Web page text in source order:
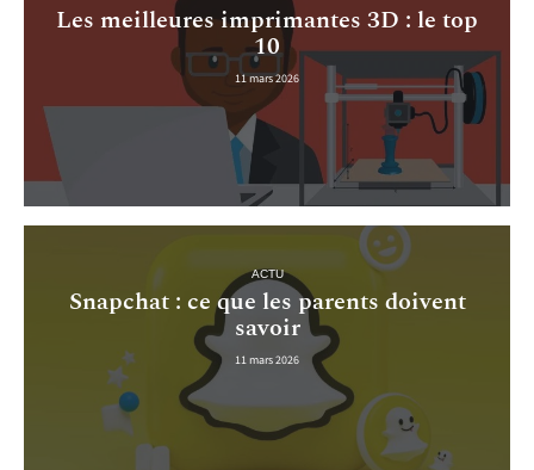
Les meilleures imprimantes 3D : le top
10
11 mars 2026
ACTU
Snapchat : ce que les parents doivent
savoir
11 mars 2026